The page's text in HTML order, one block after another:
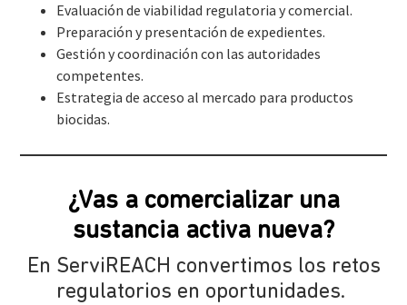
Evaluación de viabilidad regulatoria y comercial.
Preparación y presentación de expedientes.
Gestión y coordinación con las autoridades
competentes.
Estrategia de acceso al mercado para productos
biocidas.
¿Vas a comercializar una
sustancia activa nueva?
En ServiREACH convertimos los retos
regulatorios en oportunidades.